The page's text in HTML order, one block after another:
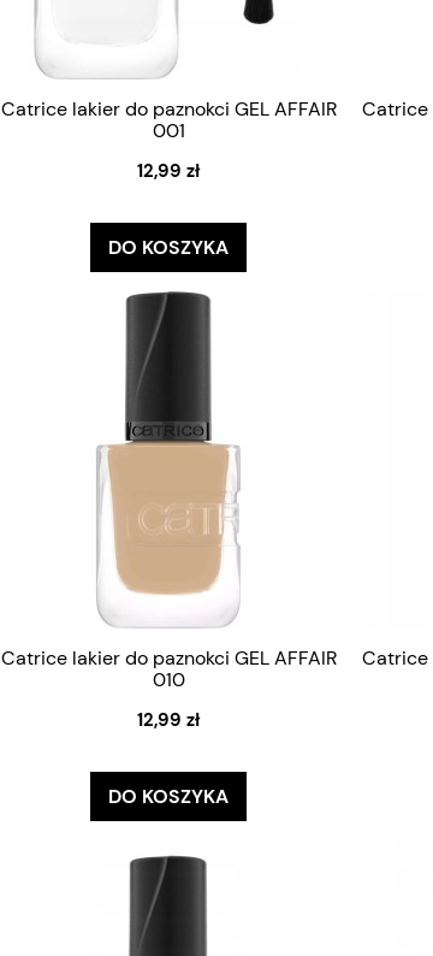
Catrice lakier do paznokci GEL AFFAIR
001
12,99 zł
DO KOSZYKA
Catrice
Catrice lakier do paznokci GEL AFFAIR
010
12,99 zł
DO KOSZYKA
Catrice